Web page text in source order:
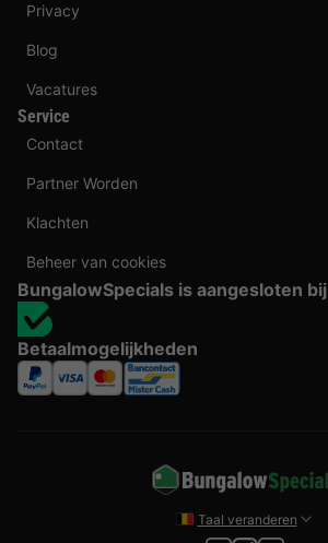
Privacy
Blog
Vacatures
Service
Contact
Partner Worden
Klachten
Beheer van cookies
BungalowSpecials is aangesloten bij
Betaalmogelijkheden
Taal veranderen